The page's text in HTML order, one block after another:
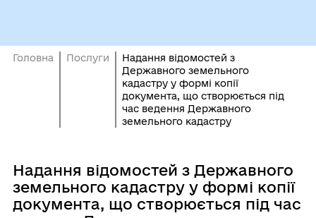
Головна Послуги
Надання відомостей з
Державного земельного
кадастру у формі копії
документа, що створюється під
час ведення Державного
земельного кадастру
Надання відомостей з Державного
земельного кадастру у формі копії
документа, що створюється під час